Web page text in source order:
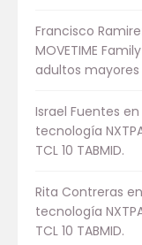
Francisco
MOVETIME
adultos
Israel Fuentes en
tecnología
TCL 10 TABMID.
Rita Contreras en
tecnología
TCL 10 TABMID.